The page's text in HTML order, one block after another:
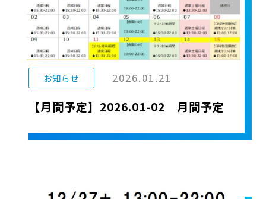
お知らせ 2026.01.21
【月間予定】2026.01-02 月間予定